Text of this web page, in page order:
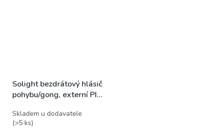
Solight bezdrátový hlásič
pohybu/gong, externí PIR
bílý
Skladem u dodavatele
(>5 ks)